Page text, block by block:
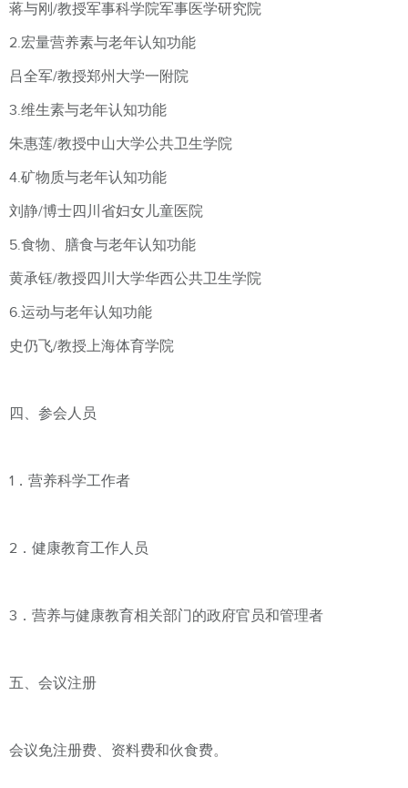
蒋与刚/教授军事科学院军事医学研究院
2.宏量营养素与老年认知功能
吕全军/教授郑州大学一附院
3.维生素与老年认知功能
朱惠莲/教授中山大学公共卫生学院
4.矿物质与老年认知功能
刘静/博士四川省妇女儿童医院
5.食物、膳食与老年认知功能
黄承钰/教授四川大学华西公共卫生学院
6.运动与老年认知功能
史仍飞/教授上海体育学院
四、参会人员
1．营养科学工作者
2．健康教育工作人员
3．营养与健康教育相关部门的政府官员和管理者
五、会议注册
会议免注册费、资料费和伙食费。